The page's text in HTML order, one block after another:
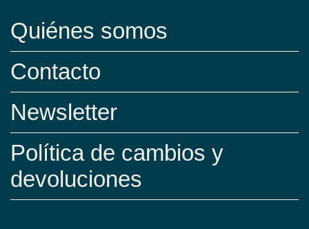
Quiénes somos
Contacto
Newsletter
Política de cambios y
devoluciones